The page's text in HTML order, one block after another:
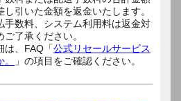
引いた金額を返金いたします。
数料、システム利用料は返金対
了承ください。
、FAQ「公式リセールサービス
」の項目をご確認ください。